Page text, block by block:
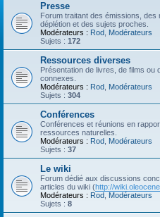
Presse
Forum traitant des émissions,
déplétion et des sujets proches.
Modérateurs : Rod Modérateurs
Sujets : 172
Ressources diverses
Présentation de livres, de films ou
connexes.
Modérateurs : Rod Modérateurs
Sujets : 304
Conférences
Conférences et réunions en
ressources naturelles.
Modérateurs : Rod Modérateurs
Sujets : 37
Le wiki
Forum dédié aux discussions
articles du wiki (http://
Modérateurs : Rod Modérateurs
Sujets : 8